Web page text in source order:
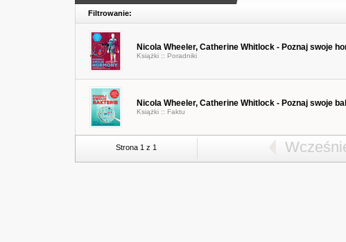
Filtrowanie:
Nicola Wheeler, Catherine Whitlock - Poznaj swoje
Książki :: Poradniki
Nicola Wheeler, Catherine Whitlock - Poznaj swoje
Książki :: Faktu
Strona 1 z 1